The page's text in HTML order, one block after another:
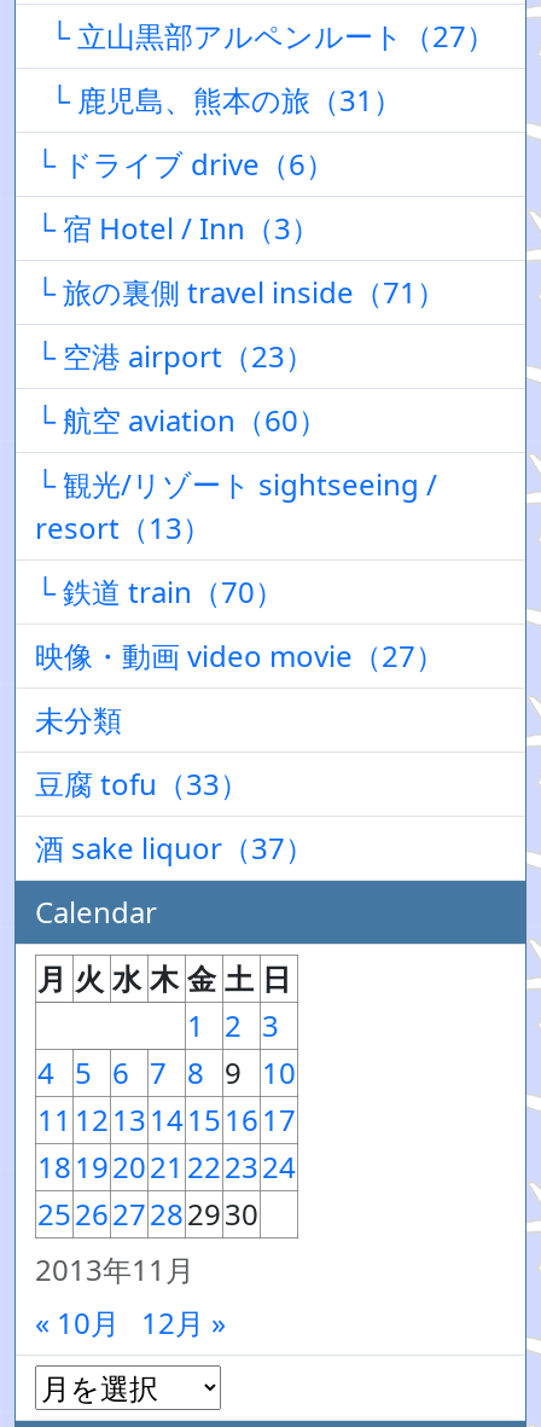
└ 立山黒部アルペンルート（27）
└ 鹿児島、熊本の旅（31）
└ ドライブ drive（6）
└ 宿 Hotel / Inn（3）
└ 旅の裏側 travel inside（71）
└ 空港 airport（23）
└ 航空 aviation（60）
└ 観光/リゾート sightseeing /
resort（13）
└ 鉄道 train（70）
映像・動画 video movie（27）
未分類
豆腐 tofu（33）
酒 sake liquor（37）
Calendar
2013年11月
月 火 水 木 金 土 日
1
2 3
4 5 6 7 8 9
10
11 121314151617
18192021 222324
252627282930
« 10月 12月 »